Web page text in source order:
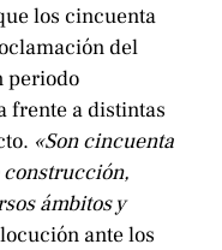
los cincuenta
del
periodo
frente a distintas
«Son cincuenta
ámbitos y
ante los